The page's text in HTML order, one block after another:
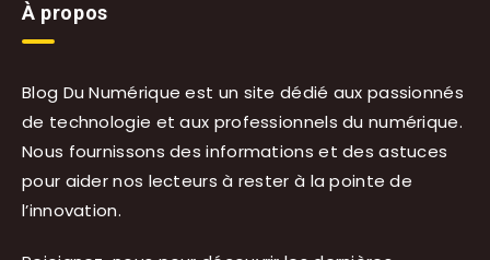
À propos
Blog Du Numérique est un site dédié aux passionnés
de technologie et aux professionnels du numérique.
Nous fournissons des informations et des astuces
pour aider nos lecteurs à rester à la pointe de
l’innovation.